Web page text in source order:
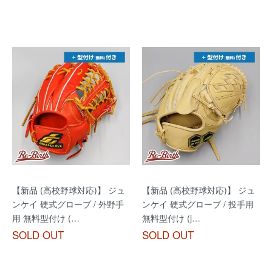
【新品 (高校野球対応)】 ジュ
ンケイ 硬式グローブ / 外野手
用 無料型付け (…
SOLD OUT
【新品 (高校野球対応)】 ジュ
ンケイ 硬式グローブ / 投手用
無料型付け (j…
SOLD OUT